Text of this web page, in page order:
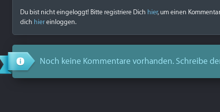
Du bist nicht eingeloggt! Bitte registriere Dich hier, um einen
dich hiereinloggen.
Noch keine Kommentare vorhanden. Schreibe